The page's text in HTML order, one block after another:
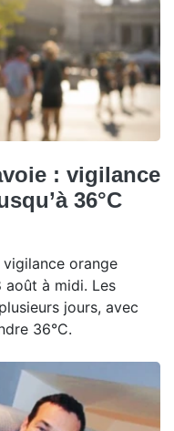
: vigilance
36°C
orange
à midi. Les
jours, avec
36°C.